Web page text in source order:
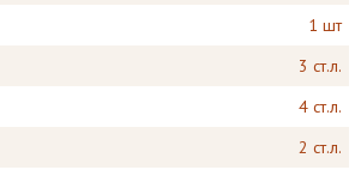
1 шт
3 ст.л.
4 ст.л.
2 ст.л.